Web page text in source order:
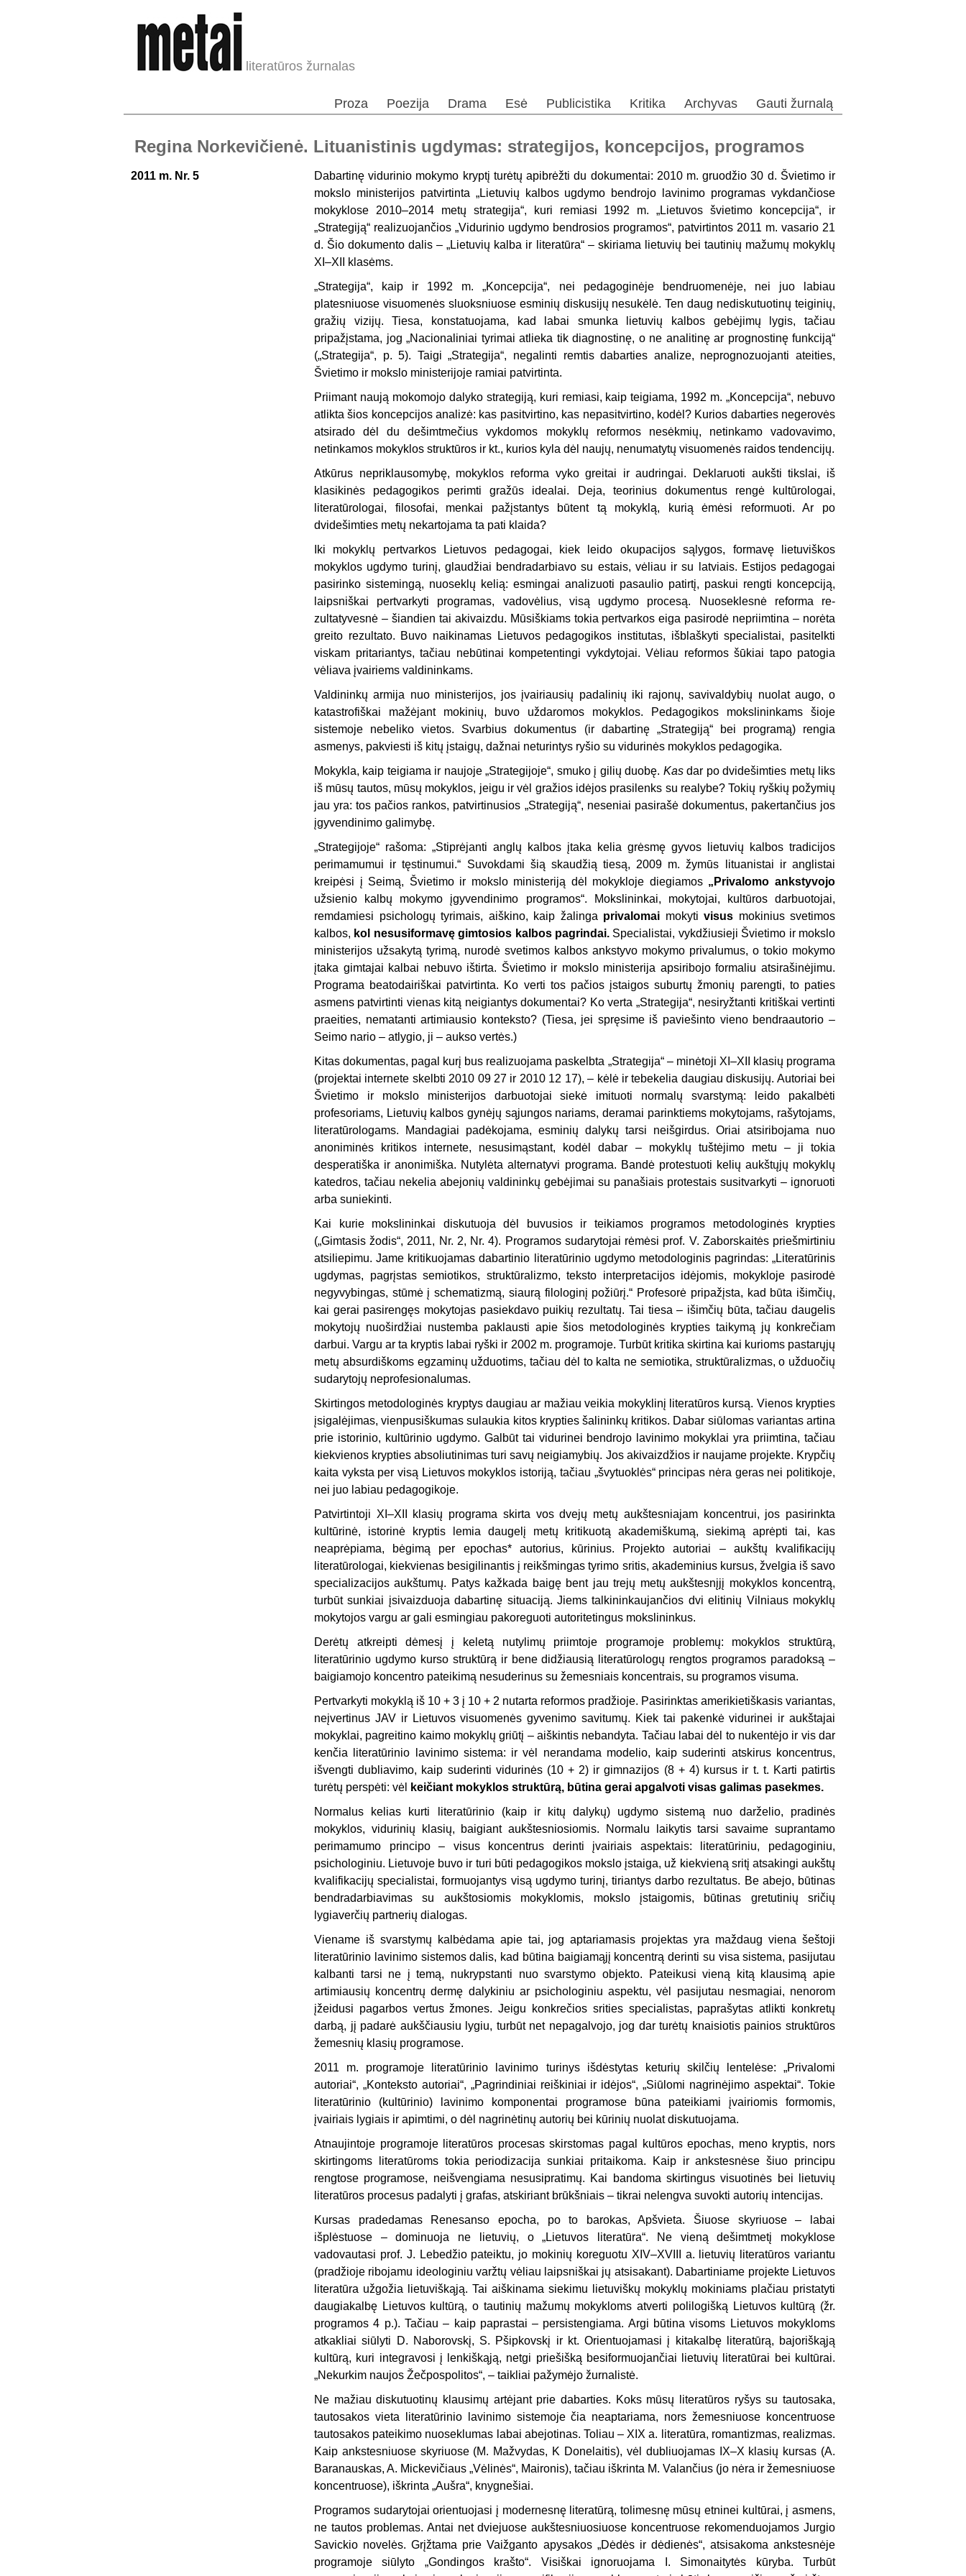
literatūros žurnalas
Proza Poezija Drama Esė Publicistika Kritika Archyvas Gauti žurnalą
Regina Norkevičienė. Lituanistinis ugdymas: strategijos, koncepcijos, programos
2011 m. Nr. 5
Dabartinę vidurinio mokymo kryptį turėtų apibrėžti du dokumentai: 2010 m. gruodžio 30 d. Švietimo ir
mokslo ministerijos patvirtinta „Lietuvių kalbos ugdymo bendrojo lavinimo programas vykdančiose
mokyklose 2010–2014 metų strate­gija“, kuri remiasi 1992 m. „Lietuvos švietimo koncepcija“, ir
„Strategiją“ realizuo­jančios „Vidurinio ugdymo bendrosios programos“, patvirtintos 2011 m. vasario 21
d. Šio dokumento dalis – „Lietuvių kalba ir literatūra“ – skiriama lietuvių bei tautinių mažumų mokyklų
XI–XII klasėms.
„Strategija“, kaip ir 1992 m. „Koncepcija“, nei pedagoginėje bendruomenėje, nei juo labiau
platesniuose visuomenės sluoksniuose esminių diskusijų ne­sukėlė. Ten daug nediskutuotinų teiginių,
gražių vizijų. Tiesa, konstatuojama, kad labai smunka lietuvių kalbos gebėjimų lygis, tačiau
pripažįstama, jog „Na­cionaliniai tyrimai atlieka tik diagnostinę, o ne analitinę ar prognostinę funkciją“
(„Strategija“, p. 5). Taigi „Strategija“, negalinti remtis dabarties anali­ze, neprognozuojanti ateities,
Švietimo ir mokslo ministerijoje ramiai patvirtinta.
Priimant naują mokomojo dalyko strategiją, kuri remiasi, kaip teigiama, 1992 m. „Koncepcija“, nebuvo
atlikta šios koncepcijos analizė: kas pasitvirtino, kas nepa­sitvirtino, kodėl? Kurios dabarties negerovės
atsirado dėl du dešimtmečius vykdo­mos mokyklų reformos nesėkmių, netinkamo vadovavimo,
netinkamos mokyklos struktūros ir kt., kurios kyla dėl naujų, nenumatytų visuomenės raidos tendencijų.
Atkūrus nepriklausomybę, mokyklos reforma vyko greitai ir audringai. Dek­laruoti aukšti tikslai, iš
klasikinės pedagogikos perimti gražūs idealai. Deja, teori­nius dokumentus rengė kultūrologai,
literatūrologai, filosofai, menkai pažįstantys būtent tą mokyklą, kurią ėmėsi reformuoti. Ar po
dvidešimties metų nekartojama ta pati klaida?
Iki mokyklų pertvarkos Lietuvos pedagogai, kiek leido okupacijos sąlygos, formavę lietuviškos
mokyklos ugdymo turinį, glaudžiai bendradarbiavo su es­tais, vėliau ir su latviais. Estijos pedagogai
pasirinko sistemingą, nuoseklų kelią: esmingai analizuoti pasaulio patirtį, paskui rengti koncepciją,
laipsniškai per­tvarkyti programas, vadovėlius, visą ugdymo procesą. Nuoseklesnė reforma re­
zultatyvesnė – šiandien tai akivaizdu. Mūsiškiams tokia pertvarkos eiga pasiro­dė nepriimtina – norėta
greito rezultato. Buvo naikinamas Lietuvos pedagogikos institutas, išblaškyti specialistai, pasitelkti
viskam pritariantys, tačiau nebūti­nai kompetentingi vykdytojai. Vėliau reformos šūkiai tapo patogia
vėliava įvai­riems valdininkams.
Valdininkų armija nuo ministerijos, jos įvairiausių padalinių iki rajonų, savi­valdybių nuolat augo, o
katastrofiškai mažėjant mokinių, buvo uždaromos mo­kyklos. Pedagogikos mokslininkams šioje
sistemoje nebeliko vietos. Svarbius dokumentus (ir dabartinę „Strategiją“ bei programą) rengia
asmenys, pakviesti iš kitų įstaigų, dažnai neturintys ryšio su vidurinės mokyklos pedagogika.
Mokykla, kaip teigiama ir naujoje „Strategijoje“, smuko į gilių duobę. Kasdar po dvidešimties metų liks
iš mūsų tautos, mūsų mokyklos, jeigu ir vėl gražios idėjos prasilenks su realybe? Tokių ryškių požymių
jau yra: tos pačios rankos, patvirtinusios „Strategiją“, neseniai pasirašė dokumentus, pakertančius jos
įgy­vendinimo galimybę.
„Strategijoje“ rašoma: „Stiprėjanti anglų kalbos įtaka kelia grėsmę gyvos lie­tuvių kalbos tradicijos
perimamumui ir tęstinumui.“ Suvokdami šią skaudžią tiesą, 2009 m. žymūs lituanistai ir anglistai
kreipėsi į Seimą, Švietimo ir mokslo ministeriją dėl mokykloje diegiamos„Privalomo ankstyvojo
užsienio kalbų mokymo įgyvendinimo programos“. Mokslininkai, mokytojai, kultūros darbuoto­jai,
remdamiesi psichologų tyrimais, aiškino, kaip žalinga privalomai mokyti visus mokinius svetimos
kalbos, kol nesusiformavę gimtosios kalbos pa­grindai. Specialistai, vykdžiusieji Švietimo ir mokslo
ministerijos užsakytą ty­rimą, nurodė svetimos kalbos ankstyvo mokymo privalumus, o tokio mokymo
įtaka gimtajai kalbai nebuvo ištirta. Švietimo ir mokslo ministerija apsiribojo formaliu atsirašinėjimu.
Programa beatodairiškai patvirtinta. Ko verti tos pačios įstaigos suburtų žmonių parengti, to paties
asmens patvirtinti vienas kitą nei­giantys dokumentai? Ko verta „Strategija“, nesiryžtanti kritiškai vertinti
praei­ties, nematanti artimiausio konteksto? (Tiesa, jei spręsime iš paviešinto vieno bendraautorio –
Seimo nario – atlygio, ji – aukso vertės.)
Kitas dokumentas, pagal kurį bus realizuojama paskelbta „Strategija“ – minė­toji XI–XII klasių programa
(projektai internete skelbti 2010 09 27 ir 2010 12 17), – kėlė ir tebekelia daugiau diskusijų. Autoriai bei
Švietimo ir mokslo ministerijos darbuotojai siekė imituoti normalų svarstymą: leido pakalbėti
profesoriams, Lie­tuvių kalbos gynėjų sąjungos nariams, deramai parinktiems mokytojams, rašy­tojams,
literatūrologams. Mandagiai padėkojama, esminių dalykų tarsi neišgir­dus. Oriai atsiribojama nuo
anoniminės kritikos internete, nesusimąstant, kodėl dabar – mokyklų tuštėjimo metu – ji tokia
desperatiška ir anonimiška. Nutylėta alternatyvi programa. Bandė protestuoti kelių aukštųjų mokyklų
katedros, ta­čiau nekelia abejonių valdininkų gebėjimai su panašiais protestais susitvarkyti – ignoruoti
arba suniekinti.
Kai kurie mokslininkai diskutuoja dėl buvusios ir teikiamos programos me­todologinės krypties
(„Gimtasis žodis“, 2011, Nr. 2, Nr. 4). Programos sudarytojai rėmėsi prof. V. Zaborskaitės priešmirtiniu
atsiliepimu. Jame kritikuojamas da­bartinio literatūrinio ugdymo metodologinis pagrindas: „Literatūrinis
ugdymas, pagrįstas semiotikos, struktūralizmo, teksto interpretacijos idėjomis, mokykloje pasirodė
negyvybingas, stūmė į schematizmą, siaurą filologinį požiūrį.“ Profesorė pripažįsta, kad būta išimčių,
kai gerai pasirengęs mokytojas pasiekdavo puikių rezultatų. Tai tiesa – išimčių būta, tačiau daugelis
mokytojų nuoširdžiai nustem­ba paklausti apie šios metodologinės krypties taikymą jų konkrečiam
darbui. Vargu ar ta kryptis labai ryški ir 2002 m. programoje. Turbūt kritika skirtina kai kurioms pastarųjų
metų absurdiškoms egzaminų užduotims, tačiau dėl to kalta ne semiotika, struktūralizmas, o užduočių
sudarytojų neprofesionalumas.
Skirtingos metodologinės kryptys daugiau ar mažiau veikia mokyklinį litera­tūros kursą. Vienos krypties
įsigalėjimas, vienpusiškumas sulaukia kitos kryp­ties šalininkų kritikos. Dabar siūlomas variantas artina
prie istorinio, kultūrinio ugdymo. Galbūt tai vidurinei bendrojo lavinimo mokyklai yra priimtina, tačiau
kiekvienos krypties absoliutinimas turi savų neigiamybių. Jos akivaizdžios ir naujame projekte. Krypčių
kaita vyksta per visą Lietuvos mokyklos istoriją, ta­čiau „švytuoklės“ principas nėra geras nei politikoje,
nei juo labiau pedagogikoje.
Patvirtintoji XI–XII klasių programa skirta vos dvejų metų aukštesniajam koncentrui, jos pasirinkta
kultūrinė, istorinė kryptis lemia daugelį metų kriti­kuotą akademiškumą, siekimą aprėpti tai, kas
neaprėpiama, bėgimą per epo­chas* autorius, kūrinius. Projekto autoriai – aukštų kvalifikacijų
literatūrologai, kiekvienas besigilinantis į reikšmingas tyrimo sritis, akademinius kursus, žvel­gia iš savo
specializacijos aukštumų. Patys kažkada baigę bent jau trejų metų aukštesnįjį mokyklos koncentrą,
turbūt sunkiai įsivaizduoja dabartinę situaciją. Jiems talkininkaujančios dvi elitinių Vilniaus mokyklų
mokytojos vargu ar gali esmingiau pakoreguoti autoritetingus mokslininkus.
Derėtų atkreipti dėmesį į keletą nutylimų priimtoje programoje problemų: mokyklos struktūrą,
literatūrinio ugdymo kurso struktūrą ir bene didžiausią li­teratūrologų rengtos programos paradoksą –
baigiamojo koncentro pateikimą nesuderinus su žemesniais koncentrais, su programos visuma.
Pertvarkyti mokyklą iš 10 + 3 į 10 + 2 nutarta reformos pradžioje. Pasirinktas amerikietiškasis variantas,
neįvertinus JAV ir Lietuvos visuomenės gyvenimo savitumų. Kiek tai pakenkė vidurinei ir aukštajai
mokyklai, pagreitino kaimo mokyklų griūtį – aiškintis nebandyta. Tačiau labai dėl to nukentėjo ir vis dar
kenčia literatūrinio lavinimo sistema: ir vėl nerandama modelio, kaip suderinti atskirus koncentrus,
išvengti dubliavimo, kaip suderinti vidurinės (10 + 2) ir gimnazijos (8 + 4) kursus ir t. t. Karti patirtis
turėtų perspėti: vėl
keičiant mo­kyklos struktūrą, būtina gerai apgalvoti visas galimas pasekmes.
Normalus kelias kurti literatūrinio (kaip ir kitų dalykų) ugdymo sistemą nuo darželio, pradinės
mokyklos, vidurinių klasių, baigiant aukštesniosiomis. Nor­malu laikytis tarsi savaime suprantamo
perimamumo principo – visus koncent­rus derinti įvairiais aspektais: literatūriniu, pedagoginiu,
psichologiniu. Lie­tuvoje buvo ir turi būti pedagogikos mokslo įstaiga, už kiekvieną sritį atsakingi aukštų
kvalifikacijų specialistai, formuojantys visą ugdymo turinį, tiriantys dar­bo rezultatus. Be abejo, būtinas
bendradarbiavimas su aukštosiomis mokyklo­mis, mokslo įstaigomis, būtinas gretutinių sričių
lygiaverčių partnerių dialogas.
Viename iš svarstymų kalbėdama apie tai, jog aptariamasis projektas yra maž­daug viena šeštoji
literatūrinio lavinimo sistemos dalis, kad būtina baigiamąjį koncentrą derinti su visa sistema, pasijutau
kalbanti tarsi ne į temą, nukrypstan­ti nuo svarstymo objekto. Pateikusi vieną kitą klausimą apie
artimiausių koncentrų dermę dalykiniu ar psichologiniu aspektu, vėl pasijutau nesmagiai, nenorom
įžeidusi pagarbos vertus žmones. Jeigu konkrečios srities specialistas, paprašytas atlikti konkretų
darbą, jį padarė aukščiausiu lygiu, turbūt net nepagalvojo, jog dar turėtų knaisiotis painios struktūros
žemesnių klasių programose.
2011 m. programoje literatūrinio lavinimo turinys išdėstytas keturių skilčių lentelėse: „Privalomi
autoriai“, „Konteksto autoriai“, „Pagrindiniai reiškiniai ir idėjos“, „Siūlomi nagrinėjimo aspektai“. Tokie
literatūrinio (kultūrinio) lavinimo komponentai programose būna pateikiami įvairiomis formomis,
įvairiais lygiais ir apimtimi, o dėl nagrinėtinų autorių bei kūrinių nuolat diskutuojama.
Atnaujintoje programoje literatūros procesas skirstomas pagal kultūros epo­chas, meno kryptis, nors
skirtingoms literatūroms tokia periodizacija sunkiai pri­taikoma. Kaip ir ankstesnėse šiuo principu
rengtose programose, neišvengiama nesusipratimų. Kai bandoma skirtingus visuotinės bei lietuvių
literatūros procesus padalyti į grafas, atskiriant brūkšniais – tikrai nelengva suvokti autorių intencijas.
Kursas pradedamas Renesanso epocha, po to barokas, Apšvieta. Šiuose skyriuo­se – labai
išplėstuose – dominuoja ne lietuvių, o „Lietuvos literatūra“. Ne vieną dešimt­metį mokyklose
vadovautasi prof. J. Lebedžio pateiktu, jo mokinių koreguotu XIV–XVIII a. lietuvių literatūros variantu
(pradžioje ribojamu ideologiniu varžtų vėliau laipsniškai jų atsisakant). Dabartiniame projekte Lietuvos
literatūra užgožia lietuviškąją. Tai aiškinama siekimu lietuviškų mokyklų mokiniams plačiau pristatyti
daugiakalbę Lietuvos kultūrą, o tautinių mažumų mokykloms atverti polilogišką Lietuvos kultūrą (žr.
programos 4 p.). Tačiau – kaip paprastai – persisten­giama. Argi būtina visoms Lietuvos mokykloms
atkakliai siūlyti D. Naborovskį, S. Pšipkovskį ir kt. Orientuojamasi į kitakalbę literatūrą, bajoriškąją
kultūrą, kuri integravosi į lenkiškąją, netgi priešišką besiformuojančiai lietuvių literatūrai bei kultūrai.
„Nekurkim naujos Žečpospolitos“, – taikliai pažymėjo žurnalistė.
Ne mažiau diskutuotinų klausimų artėjant prie dabarties. Koks mūsų litera­tūros ryšys su tautosaka,
tautosakos vieta literatūrinio lavinimo sistemoje čia neaptariama, nors žemesniuose koncentruose
tautosakos pateikimo nuoseklumas labai abejotinas. Toliau – XIX a. literatūra, romantizmas, realizmas.
Kaip ankstes­niuose skyriuose (M. Mažvydas, K Donelaitis), vėl dubliuojamas IX–X klasių kur­sas (A.
Baranauskas, A. Mickevičiaus „Vėlinės“, Maironis), tačiau iškrinta M. Va­lančius (jo nėra ir žemesniuose
koncentruose), iškrinta „Aušra“, knygnešiai.
Programos sudarytojai orientuojasi į modernesnę literatūrą, tolimesnę mūsų etninei kultūrai, į asmens,
ne tautos problemas. Antai net dviejuose aukštesniuo­siuose koncentruose rekomenduojamos Jurgio
Savickio novelės. Grįžtama prie Vaižganto apysakos „Dėdės ir dėdienės“, atsisakoma ankstesnėje
programoje siū­lyto „Gondingos krašto“. Visiškai ignoruojama I. Simonaitytės kūryba. Turbūt